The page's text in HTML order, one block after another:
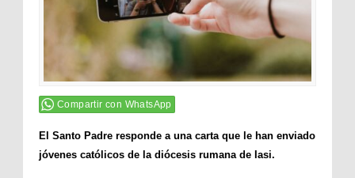
Compartir con WhatsApp
El Santo Padre responde a una carta que le han enviado
jóvenes católicos de la diócesis rumana de Iasi.